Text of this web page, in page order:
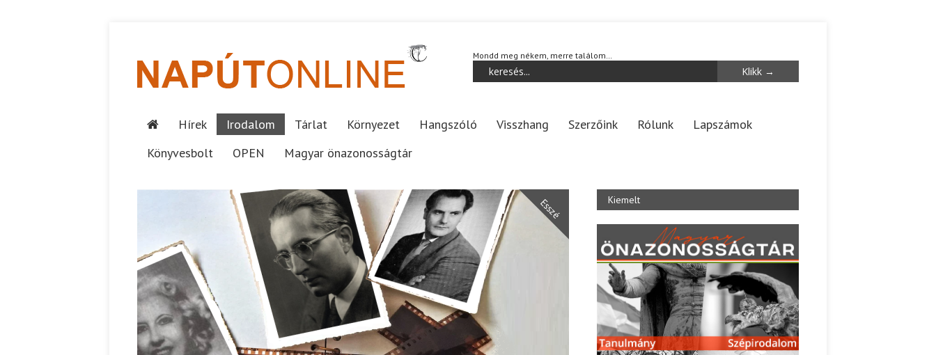
Mondd meg nékem, merre találom…
Hírek Irodalom Tárlat Környezet Hangszóló Visszhang Szerzőink Rólunk
Lapszámok
Könyvesbolt
OPEN Magyar önazonosságtár
Esszé Kiemelt